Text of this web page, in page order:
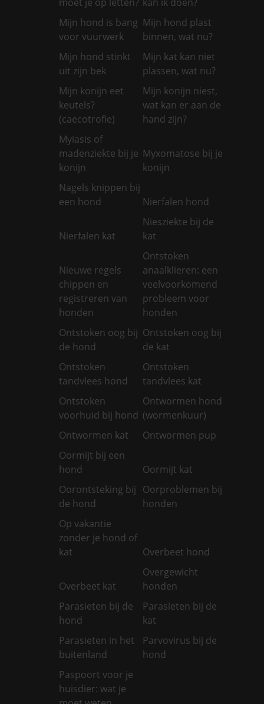
Mijn hond is bang
voor vuurwerk
Mijn hond plast
binnen, wat nu?
Mijn hond stinkt
uit zijn bek
Mijn kat kan niet
plassen, wat nu?
Mijn konijn eet
keutels?
(caecotrofie)
Mijn konijn niest,
wat kan er aan de
hand zijn?
Myiasis of
madenziekte bij je
konijn
Myxomatose bij je
konijn
Nagels knippen bij
een hond
Nierfalen hond
Nierfalen kat
Niesziekte bij de
kat
Nieuwe regels
chippen en
registreren van
honden
Ontstoken
anaalklieren: een
veelvoorkomend
probleem voor
honden
Ontstoken oog bij
de hond
Ontstoken oog bij
de kat
Ontstoken
tandvlees hond
Ontstoken
tandvlees kat
Ontstoken
voorhuid bij hond
Ontwormen hond
(wormenkuur)
Ontwormen kat
Ontwormen pup
Oormijt bij een
hond
Oormijt kat
Oorontsteking bij
de hond
Oorproblemen bij
honden
Op vakantie
zonder je hond of
kat
Overbeet hond
Overbeet kat
Overgewicht
honden
Parasieten bij de
hond
Parasieten bij de
kat
Parasieten in het
buitenland
Parvovirus bij de
hond
Paspoort voor je
huisdier: wat je